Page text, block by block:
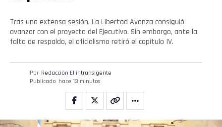
Tras una extensa sesión, La Libertad Avanza consiguió
avanzar con el proyecto del Ejecutivo. Sin embargo, ante la
falta de respaldo, el oficialismo retiró el capítulo IV.
Por Redacción El intransigente
Publicado hace 13 minutos